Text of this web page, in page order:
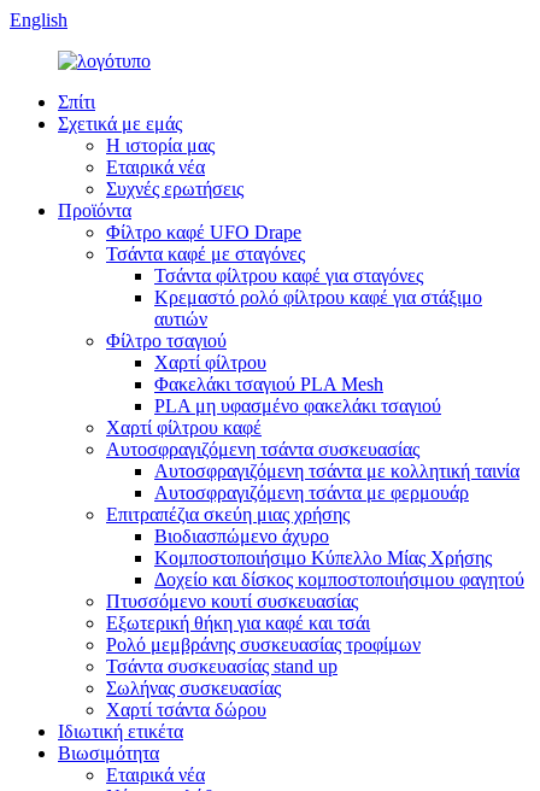
English
Σπίτι
Σχετικά με εμάς
Η ιστορία μας
Εταιρικά νέα
Συχνές ερωτήσεις
Προϊόντα
Φίλτρο καφέ UFO Drape
Τσάντα καφέ με σταγόνες
Τσάντα φίλτρου καφέ για σταγόνες
Κρεμαστό ρολό φίλτρου καφέ για στάξιμο
αυτιών
Φίλτρο τσαγιού
Χαρτί φίλτρου
Φακελάκι τσαγιού PLA Mesh
PLA μη υφασμένο φακελάκι τσαγιού
Χαρτί φίλτρου καφέ
Αυτοσφραγιζόμενη τσάντα συσκευασίας
Αυτοσφραγιζόμενη τσάντα με κολλητική ταινία
Αυτοσφραγιζόμενη τσάντα με φερμουάρ
Επιτραπέζια σκεύη μιας χρήσης
Βιοδιασπώμενο άχυρο
Κομποστοποιήσιμο Κύπελλο Μίας Χρήσης
Δοχείο και δίσκος κομποστοποιήσιμου φαγητού
Πτυσσόμενο κουτί συσκευασίας
Εξωτερική θήκη για καφέ και τσάι
Ρολό μεμβράνης συσκευασίας τροφίμων
Τσάντα συσκευασίας stand up
Σωλήνας συσκευασίας
Χαρτί τσάντα δώρου
Ιδιωτική ετικέτα
Βιωσιμότητα
Εταιρικά νέα